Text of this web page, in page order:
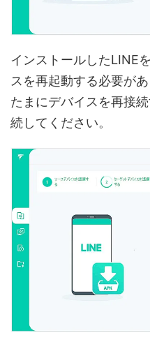
インストールしたLINE
スを再起動する必要があ
たまにデバイスを再接
続してください。